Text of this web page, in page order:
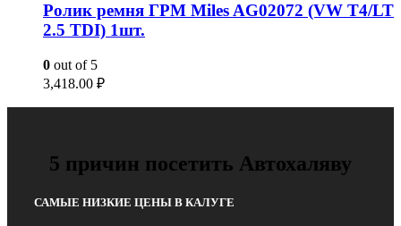
Ролик ремня ГРМ Miles AG02072 (VW T4/LT
2.5 TDI) 1шт.
0 out of 5
3,418.00 ₽
5 причин посетить Автохаляву
САМЫЕ НИЗКИЕ ЦЕНЫ В КАЛУГЕ